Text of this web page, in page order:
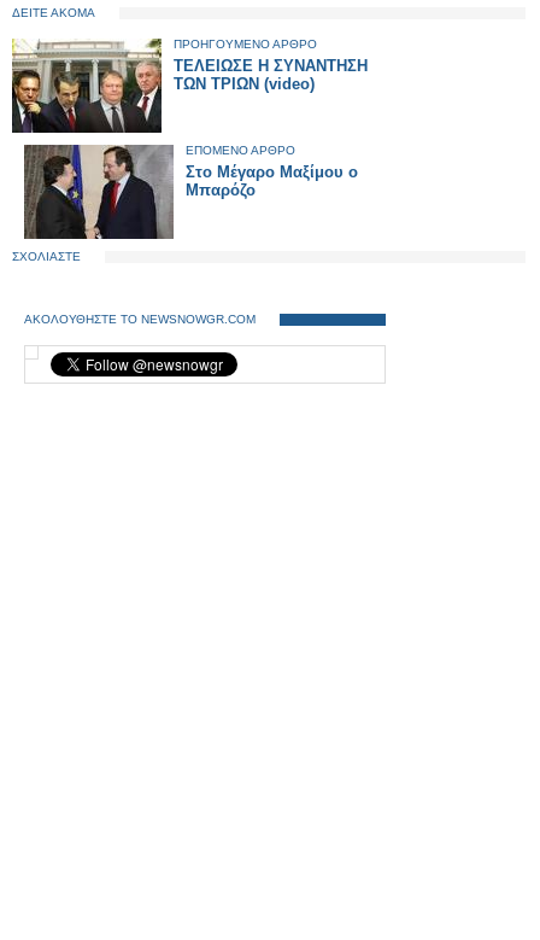
ΔΕΙΤΕ ΑΚΟΜΑ
ΠΡΟΗΓΟΥΜΕΝΟ ΑΡΘΡΟ
ΤΕΛΕΙΩΣΕ Η ΣΥΝΑΝΤΗΣΗ
ΤΩΝ ΤΡΙΩΝ (video)
ΕΠΟΜΕΝΟ ΑΡΘΡΟ
Στο Μέγαρο Μαξίμου ο
Μπαρόζο
ΣΧΟΛΙΑΣΤΕ
ΑΚΟΛΟΥΘΗΣΤΕ ΤΟ NEWSNOWGR.COM